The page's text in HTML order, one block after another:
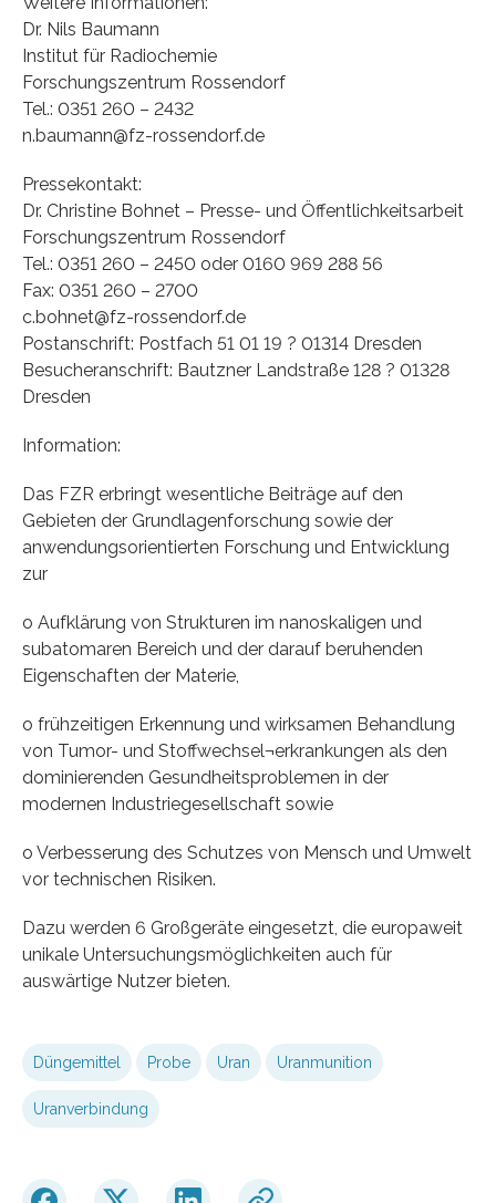
Dr. Nils Baumann
Institut für Radiochemie
Forschungszentrum Rossendorf
Tel.: 0351 260 – 2432
n.baumann@fz-rossendorf.de
Pressekontakt:
Dr. Christine Bohnet – Presse- und Öffentlichkeitsarbeit
Forschungszentrum Rossendorf
Tel.: 0351 260 – 2450 oder 0160 969 288 56
Fax: 0351 260 – 2700
c.bohnet@fz-rossendorf.de
Postanschrift: Postfach 51 01 19 ? 01314 Dresden
Besucheranschrift: Bautzner Landstraße 128 ? 01328
Dresden
Information:
Das FZR erbringt wesentliche Beiträge auf den
Gebieten der Grundlagenforschung sowie der
anwendungsorientierten Forschung und Entwicklung
zur
o Aufklärung von Strukturen im nanoskaligen und
subatomaren Bereich und der darauf beruhenden
Eigenschaften der Materie,
o frühzeitigen Erkennung und wirksamen Behandlung
von Tumor- und Stoffwechsel¬erkrankungen als den
dominierenden Gesundheitsproblemen in der
modernen Industriegesellschaft sowie
o Verbesserung des Schutzes von Mensch und Umwelt
vor technischen Risiken.
Dazu werden 6 Großgeräte eingesetzt, die europaweit
unikale Untersuchungsmöglichkeiten auch für
auswärtige Nutzer bieten.
Düngemittel Probe Uran Uranmunition
Uranverbindung